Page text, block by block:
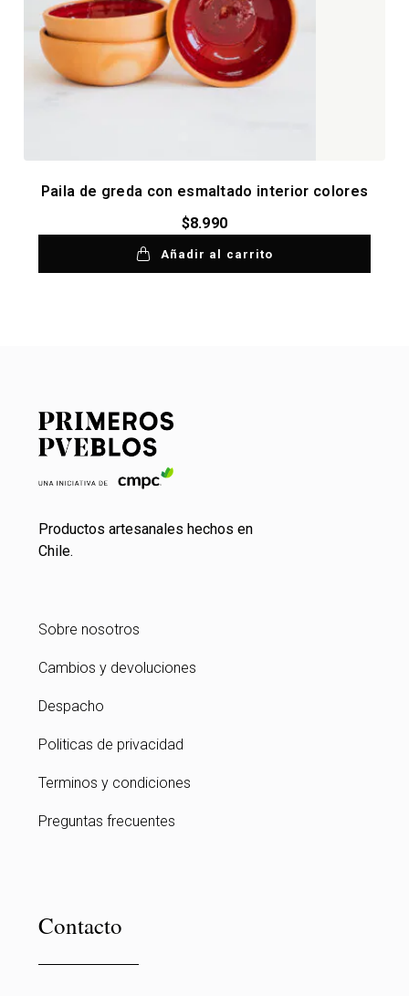
Paila de greda con esmaltado interior colores
$8.990
Añadir al carrito
Productos artesanales hechos en
Chile.
Sobre nosotros
Cambios y devoluciones
Despacho
Politicas de privacidad
Terminos y condiciones
Preguntas frecuentes
Contacto